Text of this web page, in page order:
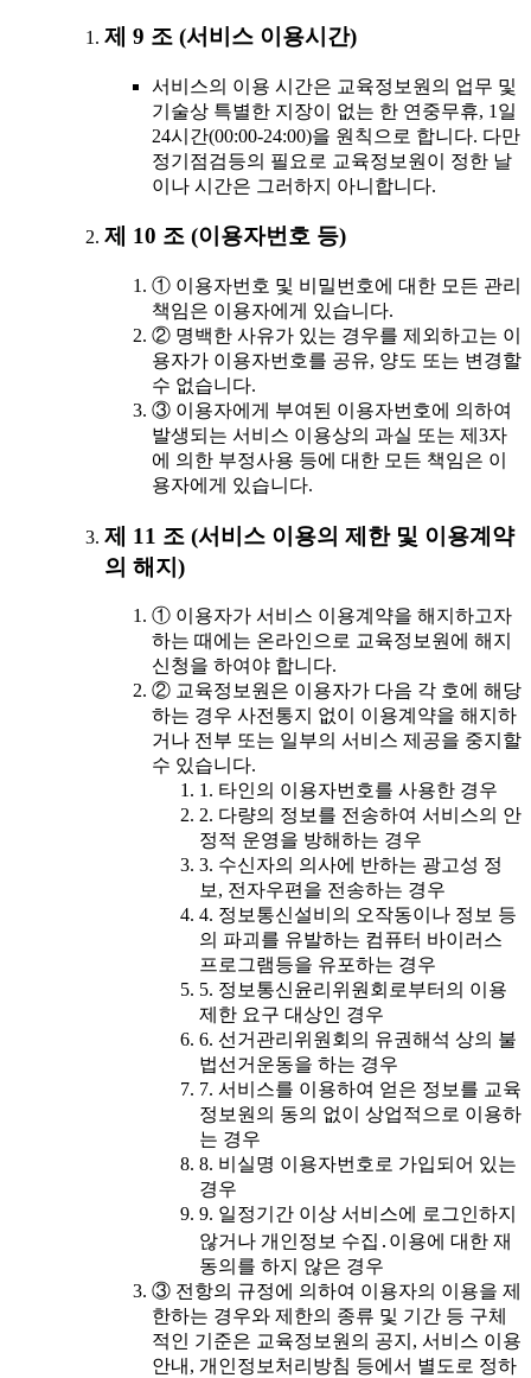
제 9 조 (서비스 이용시간)
서비스의 이용 시간은 교육정보원의 업무 및
기술상 특별한 지장이 없는 한 연중무휴, 1일
24시간(00:00-24:00)을 원칙으로 합니다. 다만
정기점검등의 필요로 교육정보원이 정한 날
이나 시간은 그러하지 아니합니다.
제 10 조 (이용자번호 등)
① 이용자번호 및 비밀번호에 대한 모든 관리
책임은 이용자에게 있습니다.
② 명백한 사유가 있는 경우를 제외하고는 이
용자가 이용자번호를 공유, 양도 또는 변경할
수 없습니다.
③ 이용자에게 부여된 이용자번호에 의하여
발생되는 서비스 이용상의 과실 또는 제3자
에 의한 부정사용 등에 대한 모든 책임은 이
용자에게 있습니다.
제 11 조 (서비스 이용의 제한 및 이용계약
의 해지)
① 이용자가 서비스 이용계약을 해지하고자
하는 때에는 온라인으로 교육정보원에 해지
신청을 하여야 합니다.
② 교육정보원은 이용자가 다음 각 호에 해당
하는 경우 사전통지 없이 이용계약을 해지하
거나 전부 또는 일부의 서비스 제공을 중지할
수 있습니다.
1. 타인의 이용자번호를 사용한 경우
2. 다량의 정보를 전송하여 서비스의 안
정적 운영을 방해하는 경우
3. 수신자의 의사에 반하는 광고성 정
보, 전자우편을 전송하는 경우
4. 정보통신설비의 오작동이나 정보 등
의 파괴를 유발하는 컴퓨터 바이러스
프로그램등을 유포하는 경우
5. 정보통신윤리위원회로부터의 이용
제한 요구 대상인 경우
6. 선거관리위원회의 유권해석 상의 불
법선거운동을 하는 경우
7. 서비스를 이용하여 얻은 정보를 교육
정보원의 동의 없이 상업적으로 이용하
는 경우
8. 비실명 이용자번호로 가입되어 있는
경우
9. 일정기간 이상 서비스에 로그인하지
않거나 개인정보 수집․이용에 대한 재
동의를 하지 않은 경우
③ 전항의 규정에 의하여 이용자의 이용을 제
한하는 경우와 제한의 종류 및 기간 등 구체
적인 기준은 교육정보원의 공지, 서비스 이용
안내, 개인정보처리방침 등에서 별도로 정하